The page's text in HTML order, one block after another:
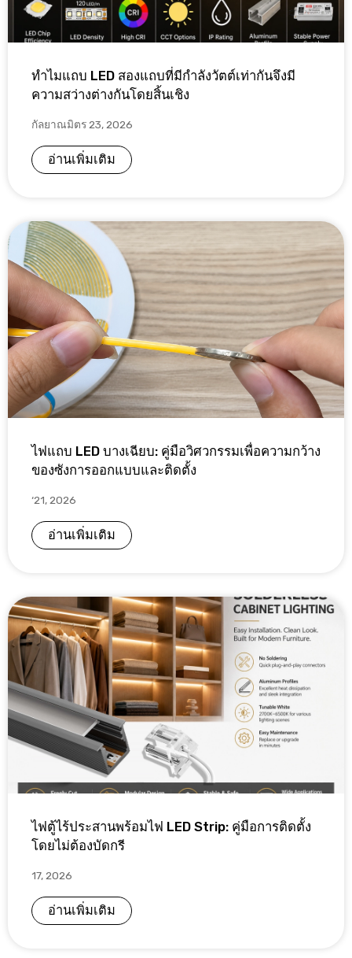
ทำไมแถบ LED สองแถบที่มีกำลังวัตต์เท่ากันจึงมี
ความสว่างต่างกันโดยสิ้นเชิง
กัลยาณมิตร 23, 2026
อ่านเพิ่มเติม
ไฟแถบ LED บางเฉียบ: คู่มือวิศวกรรมเพื่อความกว้าง
ของซังการออกแบบและติดตั้ง
‘21, 2026
อ่านเพิ่มเติม
ไฟตู้ไร้ประสานพร้อมไฟ LED Strip: คู่มือการติดตั้ง
โดยไม่ต้องบัดกรี
17, 2026
อ่านเพิ่มเติม